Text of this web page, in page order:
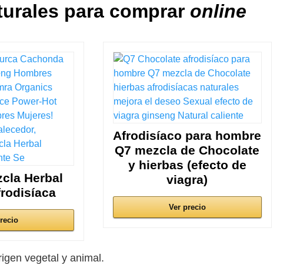
para comprar online
Herbal
Afrodisíaco para hombre
Q7 mezcla de Chocolate
y hierbas (efecto de
viagra)
Ver precio
vegetal y animal.